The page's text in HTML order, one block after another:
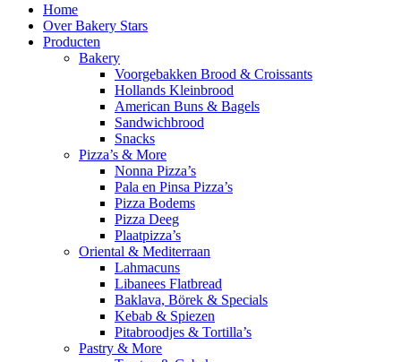
Home
Over Bakery Stars
Producten
Bakery
Voorgebakken Brood & Croissants
Hollands Kleinbrood
American Buns & Bagels
Sandwichbrood
Snacks
Pizza’s & More
Nonna Pizza’s
Pala en Pinsa Pizza’s
Pizza Bodems
Pizza Deeg
Plaatpizza’s
Oriental & Mediterraan
Lahmacuns
Libanees Flatbread
Baklava, Börek & Specials
Kebab & Spiezen
Pitabroodjes & Tortilla’s
Pastry & More